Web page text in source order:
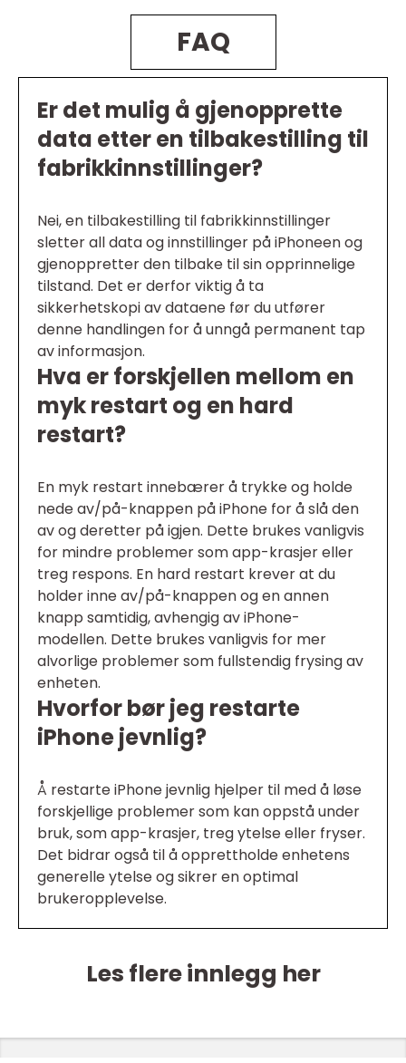
FAQ
Er det mulig å gjenopprette
data etter en tilbakestilling til
fabrikkinnstillinger?
Nei, en tilbakestilling til fabrikkinnstillinger
sletter all data og innstillinger på iPhoneen og
gjenoppretter den tilbake til sin opprinnelige
tilstand. Det er derfor viktig å ta
sikkerhetskopi av dataene før du utfører
denne handlingen for å unngå permanent tap
av informasjon.
Hva er forskjellen mellom en
myk restart og en hard
restart?
En myk restart innebærer å trykke og holde
nede av/på-knappen på iPhone for å slå den
av og deretter på igjen. Dette brukes vanligvis
for mindre problemer som app-krasjer eller
treg respons. En hard restart krever at du
holder inne av/på-knappen og en annen
knapp samtidig, avhengig av iPhone-
modellen. Dette brukes vanligvis for mer
alvorlige problemer som fullstendig frysing av
enheten.
Hvorfor bør jeg restarte
iPhone jevnlig?
Å restarte iPhone jevnlig hjelper til med å løse
forskjellige problemer som kan oppstå under
bruk, som app-krasjer, treg ytelse eller fryser.
Det bidrar også til å opprettholde enhetens
generelle ytelse og sikrer en optimal
brukeropplevelse.
Les flere innlegg her